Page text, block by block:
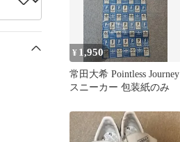
¥ 1,950
常田大希 Pointless Journey
スニーカー 包装紙のみ